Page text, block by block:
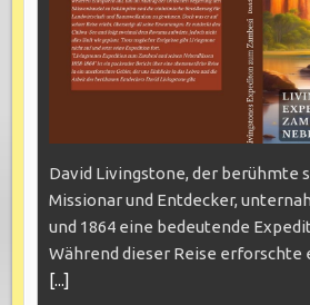
David Livingstone, der berühmte
Missionar und Entdecker,
und 1864 eine bedeutende
Während dieser Reise erforschte
[...]